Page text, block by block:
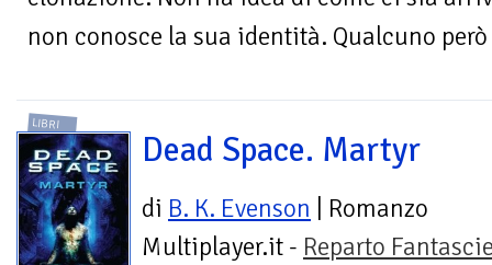
non conosce la sua identità. Qualcuno
LIBRI
Dead Space. Martyr
di B. K. Evenson | Romanzo
Multiplayer.it - Reparto